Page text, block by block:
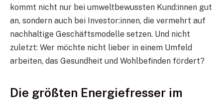
kommt nicht nur bei umweltbewussten Kund:innen gut
an, sondern auch bei Investor:innen, die vermehrt auf
nachhaltige Geschäftsmodelle setzen. Und nicht
zuletzt: Wer möchte nicht lieber in einem Umfeld
arbeiten, das Gesundheit und Wohlbefinden fördert?
Die größten Energiefresser im